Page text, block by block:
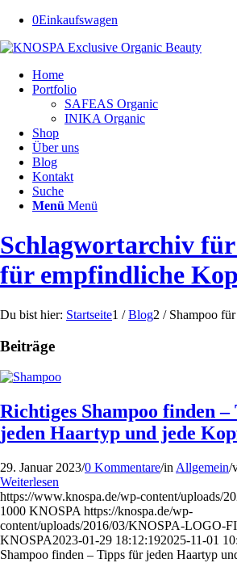
0Einkaufswagen
Home
Portfolio
SAFEAS Organic
INIKA Organic
Shop
Über uns
Blog
Kontakt
Suche
Menü Menü
Schlagwortarchiv
für empfindliche
Du bist hier: Startseite1 / Blog2 / Shampoo
Beiträge
Richtiges Shampoo finden
jeden Haartyp und jede
29. Januar 2023/0 Kommentare/in Allgemein/
Weiterlesen
https://www.knospa.de/wp-content/uploads/
1000 KNOSPA https://knospa.de/wp-
content/uploads/2016/03/KNOSPA-LOGO-
KNOSPA2023-01-29 18:12:192025-11-01
Shampoo finden – Tipps für jeden Haartyp